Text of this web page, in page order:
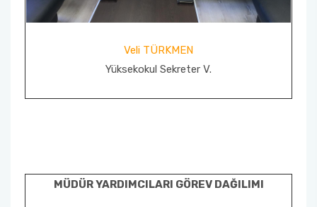
Veli TÜRKMEN
Yüksekokul Sekreter V.
MÜDÜR YARDIMCILARI GÖREV DAĞILIMI